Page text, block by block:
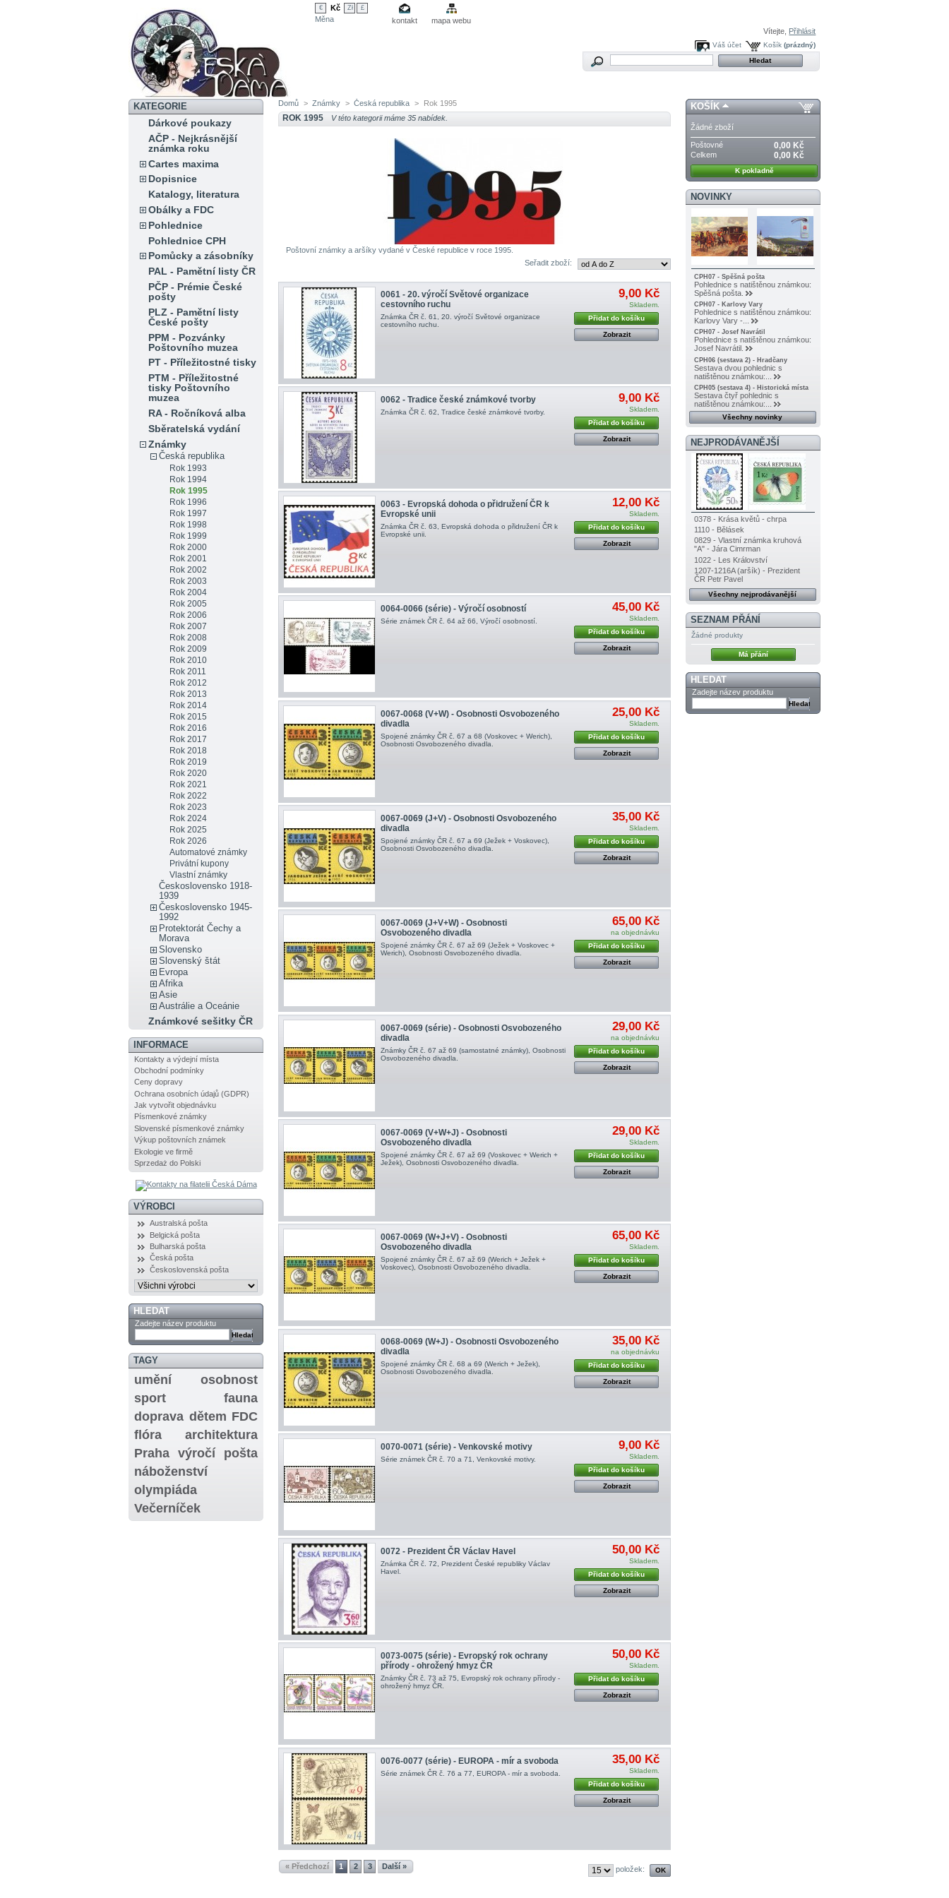
€ Kč Zł £
Měna kontakt
mapa webu
Vítejte,
Přihlásit
Košík (prázdný)
Váš účet
KATEGORIE
Dárkové poukazy
AČP - Nejkrásnější
známka roku
Cartes maxima
Dopisnice
Katalogy, literatura
Obálky a FDC
Pohlednice
Pohlednice CPH
Pomůcky a zásobníky
PAL - Pamětní listy ČR
PČP - Prémie České
pošty
PLZ - Pamětní listy
České pošty
PPM - Pozvánky
Poštovního muzea
PT - Příležitostné tisky
PTM - Příležitostné
tisky Poštovního
muzea
RA - Ročníková alba
Sběratelská vydání
Známky
Česká republika
Rok 1993
Rok 1994
Rok 1995
Rok 1996
Rok 1997
Rok 1998
Rok 1999
Rok 2000
Rok 2001
Rok 2002
Rok 2003
Rok 2004
Rok 2005
Rok 2006
Rok 2007
Rok 2008
Rok 2009
Rok 2010
Rok 2011
Rok 2012
Rok 2013
Rok 2014
Rok 2015
Rok 2016
Rok 2017
Rok 2018
Rok 2019
Rok 2020
Rok 2021
Rok 2022
Rok 2023
Rok 2024
Rok 2025
Rok 2026
Automatové známky
Privátní kupony
Vlastní známky
Československo 1918-
1939
Československo 1945-
1992
Protektorát Čechy a
Morava
Slovensko
Slovenský štát
Evropa
Afrika
Asie
Austrálie a Oceánie
Známkové sešitky ČR
INFORMACE
Kontakty a výdejní místa
Obchodní podmínky
Ceny dopravy
Ochrana osobních údajů (GDPR)
Jak vytvořit objednávku
Písmenkové známky
Slovenské písmenkové známky
Výkup poštovních známek
Ekologie ve firmě
Sprzedaż do Polski
VÝROBCI
Australská pošta
Belgická pošta
Bulharská pošta
Česká pošta
Československá pošta
HLEDAT
Zadejte název produktu
TAGY
umění
osobnost
sport
fauna
doprava dětem FDC
flóra
architektura
Praha
výročí
pošta
náboženství
olympiáda
Večerníček
Domů > Známky > Česká republika > Rok 1995
ROK 1995 V této kategorii máme 35 nabídek.
Poštovní známky a aršíky vydané v České republice v roce 1995.
Seřadit zboží:
0061 - 20. výročí Světové organizace
cestovního ruchu
Známka ČR č. 61, 20. výročí Světové organizace
cestovního ruchu .
9,00 Kč
Skladem.
Přidat do košíku
Zobrazit
0062 - Tradice české známkové tvorby
Známka ČR č. 62, Tradice české známkové tvorby.
9,00 Kč
Skladem.
Přidat do košíku
Zobrazit
0063 - Evropská dohoda o přidružení ČR k
Evropské unii
Známka ČR č. 63, Evropská dohoda o přidružení ČR k
Evropské unii .
12,00 Kč
Skladem.
Přidat do košíku
Zobrazit
0064-0066 (série) - Výročí osobností
Série známek ČR č. 64 až 66, Výročí osobností.
45,00 Kč
Skladem.
Přidat do košíku
Zobrazit
0067-0068 (V+W) - Osobnosti Osvobozeného
divadla
Spojené známky ČR č. 67 a 68 (Voskovec + Werich),
Osobnosti Osvobozeného divadla.
25,00 Kč
Skladem.
Přidat do košíku
Zobrazit
0067-0069 (J+V) - Osobnosti Osvobozeného
divadla
Spojené známky ČR č. 67 a 69 (Ježek + Voskovec),
Osobnosti Osvobozeného divadla.
35,00 Kč
Skladem.
Přidat do košíku
Zobrazit
0067-0069 (J+V+W) - Osobnosti
Osvobozeného divadla
Spojené známky ČR č. 67 až 69 (Ježek + Voskovec +
Werich), Osobnosti Osvobozeného divadla.
65,00 Kč
na objednávku
Přidat do košíku
Zobrazit
0067-0069 (série) - Osobnosti Osvobozeného
divadla
Známky ČR č. 67 až 69 (samostatné známky), Osobnosti
Osvobozeného divadla.
29,00 Kč
na objednávku
Přidat do košíku
Zobrazit
0067-0069 (V+W+J) - Osobnosti
Osvobozeného divadla
Spojené známky ČR č. 67 až 69 (Voskovec + Werich +
Ježek), Osobnosti Osvobozeného divadla.
29,00 Kč
Skladem.
Přidat do košíku
Zobrazit
0067-0069 (W+J+V) - Osobnosti
Osvobozeného divadla
Spojené známky ČR č. 67 až 69 (Werich + Ježek +
Voskovec), Osobnosti Osvobozeného divadla.
65,00 Kč
Skladem.
Přidat do košíku
Zobrazit
0068-0069 (W+J) - Osobnosti Osvobozeného
divadla
Spojené známky ČR č. 68 a 69 (Werich + Ježek),
Osobnosti Osvobozeného divadla.
35,00 Kč
na objednávku
Přidat do košíku
Zobrazit
0070-0071 (série) - Venkovské motivy
Série známek ČR č. 70 a 71, Venkovské motivy.
9,00 Kč
Skladem.
Přidat do košíku
Zobrazit
0072 - Prezident ČR Václav Havel
Známka ČR č. 72, Prezident České republiky Václav
Havel.
50,00 Kč
Skladem.
Přidat do košíku
Zobrazit
0073-0075 (série) - Evropský rok ochrany
přírody - ohrožený hmyz ČR
Známky ČR č. 73 až 75, Evropský rok ochrany přírody -
ohrožený hmyz ČR .
50,00 Kč
Skladem.
Přidat do košíku
Zobrazit
0076-0077 (série) - EUROPA - mír a svoboda
Série známek ČR č. 76 a 77, EUROPA - mír a svoboda .
35,00 Kč
Skladem.
Přidat do košíku
Zobrazit
« Předchozí 1 2 3 Další » položek:
KOŠÍK
Žádné zboží
Poštovné 0,00 Kč
Celkem 0,00 Kč
K pokladně
NOVINKY
CPH07 - Spěšná pošta
Pohlednice s natištěnou známkou:
Spěšná pošta.
CPH07 - Karlovy Vary
Pohlednice s natištěnou známkou:
Karlovy Vary -...
CPH07 - Josef Navrátil
Pohlednice s natištěnou známkou:
Josef Navrátil.
CPH06 (sestava 2) - Hradčany
Sestava dvou pohlednic s
natištěnou známkou:...
CPH05 (sestava 4) - Historická místa
Sestava čtyř pohlednic s
natištěnou známkou:...
Všechny novinky
NEJPRODÁVANĚJŠÍ
0378 - Krása květů - chrpa
1110 - Bělásek
0829 - Vlastní známka kruhová
"A" - Jára Cimrman
1022 - Les Království
1207-1216A (aršík) - Prezident
ČR Petr Pavel
Všechny nejprodávanější
SEZNAM PŘÁNÍ
Žádné produkty
Má přání
HLEDAT
Zadejte název produktu